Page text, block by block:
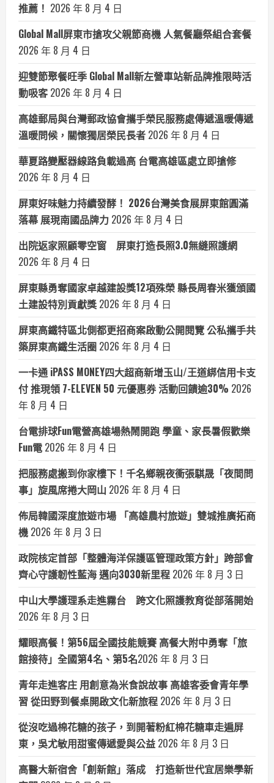
推薦！ 2026 年 8 月 4 日
Global Mall屏東市搶攻父親節商機 人氣餐廳祭組合套餐
2026 年 8 月 4 日
迎雙節聚餐旺季 Global Mall新左營車站新品牌推限時活
動吸客 2026 年 8 月 4 日
高雄郵局與台灣郵政協會攜手榮民服務處傳遞溫暖傳遞
溫暖問候，關懷獨居榮民長者 2026 年 8 月 4 日
華夏路變壓器線路負載過高 台電高雄區處立即搶修
2026 年 8 月 4 日
屏東好味魅力持續發酵！ 2026台灣美食展屏東館圓滿
落幕 展現南國品牌力 2026 年 8 月 4 日
出院返家照顧零空窗 屏東打造長照3.0無縫照護網
2026 年 8 月 4 日
屏東縣勇奪國家卓越建設獎12項殊榮 縣長周春米獲頒國
土建設特別貢獻獎 2026 年 8 月 4 日
屏東高鐵特區北側都更招商案啟動公開閱覽 公私攜手共
築屏東高鐵生活圈 2026 年 8 月 4 日
一卡通 iPASS MONEY四大超商新增玉山/王道綁信用卡支
付 推現領 7-ELEVEN 50 元優惠券 活動回饋逾30% 2026
年 8 月 4 日
台電排球Fun電營高雄場熱鬧開跑 學童、家長暑假歡樂
Fun電 2026 年 8 月 4 日
把服務處搬到你家樓下！千名鄉親夜衝張騏晟「夜間問
事」旋風席捲大岡山 2026 年 8 月 4 日
佈局韓國深度旅遊市場 「高雄農村旅遊」雙城推廣拓商
機 2026 年 8 月 3 日
政院核定首部「整體海洋保護區管理政策方針」跨部會
齊心守護韌性藍海 邁向3030新里程 2026 年 8 月 3 日
中山大學護理系走進霧台 跨文化照護教育從部落開始
2026 年 8 月 3 日
耀眼高餐！第56屆全國技能競賽 高餐大附中勇奪「旅
館接待」全國第4名、第5名​2026 年 8 月 3 日
青年走進客庄 用創意為米食說故事 高雄客委會青年學
習 從田野到餐桌開啟文化新旅程 2026 年 8 月 3 日
從沒吃過棉花糖的孩子，到開著粉紅棉花糖車走遍屏
東，吳尤敏用甜蜜傳遞愛與公益 2026 年 8 月 3 日
高醫大新宿舍「創新館」落成 打造新世代宜居樂學新